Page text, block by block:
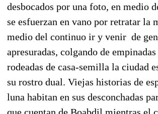
desbocados por una foto, en medio
se esfuerzan en vano por retratar la
medio del continuo ir y venir de
apresuradas, colgando de empinadas
rodeadas de casa-semilla la ciudad
su rostro dual. Viejas historias de
luna habitan en sus desconchadas